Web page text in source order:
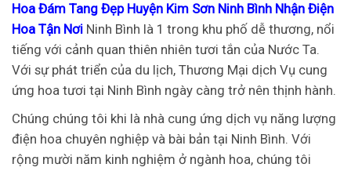
Hoa Đám Tang Đẹp Huyện Kim Sơn Ninh Bình Nhận Điện
Hoa Tận Nơi Ninh Bình là 1 trong khu phố dễ thương, nổi
tiếng với cảnh quan thiên nhiên tươi tắn của Nước Ta.
Với sự phát triển của du lịch, Thương Mại dịch Vụ cung
ứng hoa tươi tại Ninh Bình ngày càng trở nên thịnh hành.
Chúng chúng tôi khi là nhà cung ứng dịch vụ năng lượng
điện hoa chuyên nghiệp và bài bản tại Ninh Bình. Với
rộng mười năm kinh nghiệm ở ngành hoa, chúng tôi